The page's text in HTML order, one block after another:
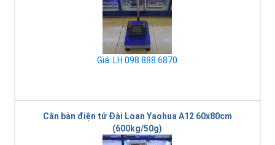
Giá: LH 098 888 6870
Cân bàn điện tử Đài Loan Yaohua A12 60x80cm
(600kg/50g)